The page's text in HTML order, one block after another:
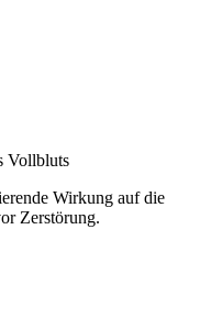
Vollbluts
Wirkung auf die
Zerstörung.